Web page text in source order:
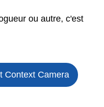
ou autre, c'est
Context Camera